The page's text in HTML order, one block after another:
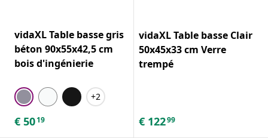
vidaXL Table basse gris
béton 90x55x42,5 cm
bois d'ingénierie
+2
€ 5019
vidaXL Table basse Clair
50x45x33 cm Verre
trempé
€ 12299